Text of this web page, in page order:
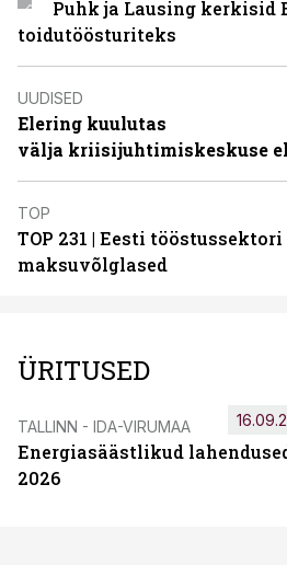
Puhk ja Lausing kerkisid
toidutöösturiteks
UUDISED
Elering kuulutas
välja kriisijuhtimiskeskuse
TOP
TOP 231 | Eesti
maksuvõlglased
ÜRITUSED
TALLINN - IDA-VIRUMAA
Energiasäästlikud
2026